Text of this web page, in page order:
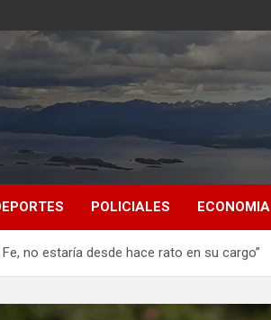
POLICIALES ECONOMIA
no estaría desde hace rato en su cargo”